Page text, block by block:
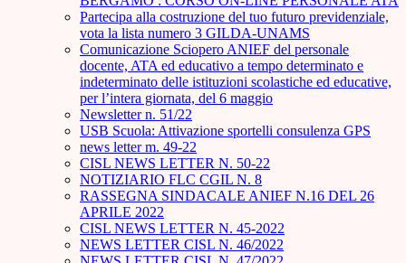
Partecipa alla costruzione del tuo futuro previdenziale,
vota la lista numero 3 GILDA-UNAMS
Comunicazione Sciopero ANIEF del personale
docente, ATA ed educativo a tempo determinato e
indeterminato delle istituzioni scolastiche ed educative,
per l’intera giornata, del 6 maggio
Newsletter n. 51/22
USB Scuola: Attivazione sportelli consulenza GPS
news letter m. 49-22
CISL NEWS LETTER N. 50-22
NOTIZIARIO FLC CGIL N. 8
RASSEGNA SINDACALE ANIEF N.16 DEL 26
APRILE 2022
CISL NEWS LETTER N. 45-2022
NEWS LETTER CISL N. 46/2022